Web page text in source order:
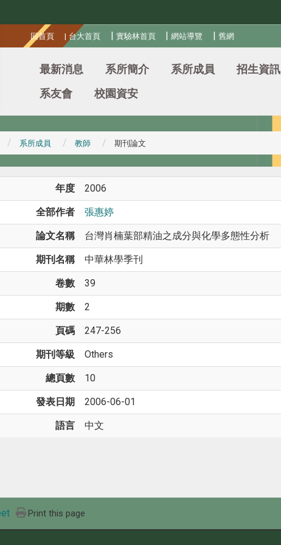
回首頁 | 台大首頁 | 實驗林首頁 |網站導覽 |舊網
最新消息 系所簡介 系所成員 招生資訊
系友會
校園資安
系所成員 教師 期刊論文
年度 2006
全部作者 張惠婷
論文名稱 台灣肖楠葉部精油之成分與化學多態性分析
期刊名稱 中華林學季刊
卷數 39
期數 2
頁碼 247-256
期刊等級 Others
總頁數 10
發表日期 2006-06-01
語言 中文
Print this page